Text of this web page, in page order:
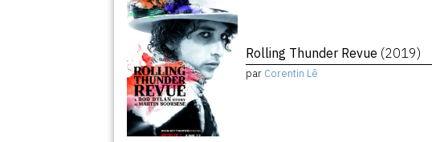
Rolling Thunder Revue (2019)
par Corentin Lê